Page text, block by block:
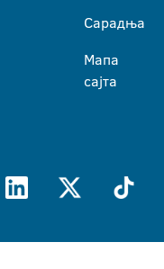
Сарадња
Мапа
сајта